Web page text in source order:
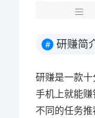
# 研赚简
研赚是一款
手机上就能
不同的任务推